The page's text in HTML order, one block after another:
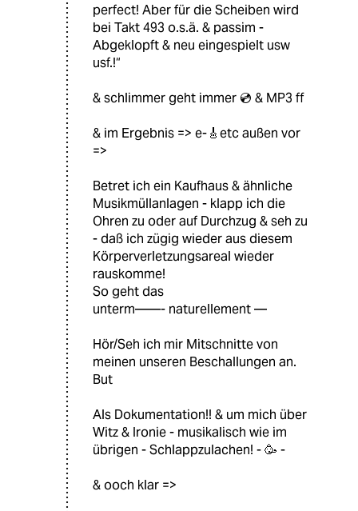
perfect! Aber für die Scheiben wird
bei Takt 493 o.s.ä. & passim -
Abgeklopft & neu eingespielt usw
usf.!“
& schlimmer geht immer 💿 & MP3 ff
& im Ergebnis => e-🎸etc außen vor
=>
Betret ich ein Kaufhaus & ähnliche
Musikmüllanlagen - klapp ich die
Ohren zu oder auf Durchzug & seh zu
- daß ich zügig wieder aus diesem
Körperverletzungsareal wieder
rauskomme!
So geht das
unterm——- naturellement —
Hör/Seh ich mir Mitschnitte von
meinen unseren Beschallungen an.
But
Als Dokumentation!! & um mich über
Witz & Ironie - musikalisch wie im
übrigen - Schlappzulachen! - 🥳 -
& ooch klar =>